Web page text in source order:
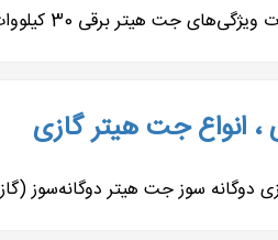
انواع جت هیتر گازی
هیتر دوگانه‌سوز (گاز – گازوئیل) تی تاک مدل 70